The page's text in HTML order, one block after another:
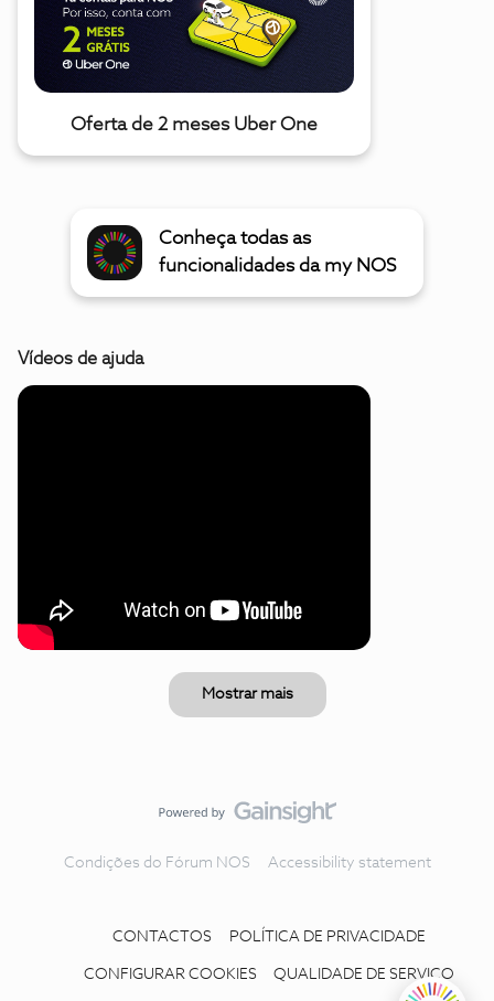
Oferta de 2 meses Uber One
Conheça todas as
funcionalidades da my NOS
Vídeos de ajuda
Mostrar mais
Condições do Fórum NOS Accessibility statement
CONTACTOS POLÍTICA DE PRIVACIDADE
CONFIGURAR COOKIES QUALIDADE DE SERVIÇO